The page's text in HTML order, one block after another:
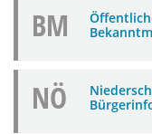
BM
NÖ